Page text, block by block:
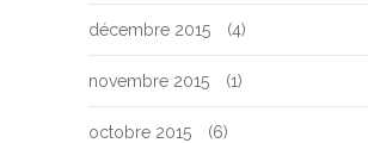
décembre 2015 (4)
novembre 2015 (1)
octobre 2015 (6)